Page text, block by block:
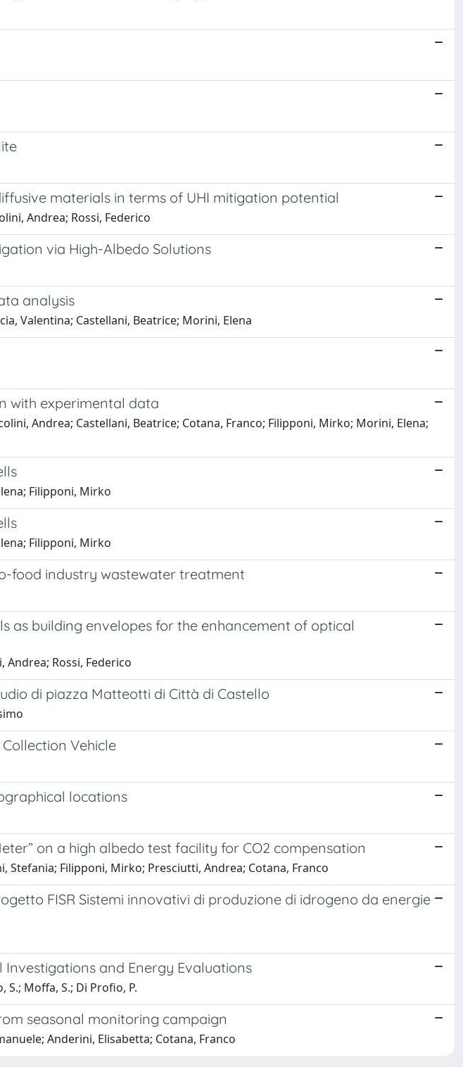
materials in terms of UHI mitigation potential
Andrea; Rossi, Federico
via High-Albedo Solutions
analysis
Valentina; Castellani, Beatrice; Morini, Elena
with experimental data
Andrea; Castellani, Beatrice; Cotana, Franco; Filipponi, Mirko; Morini, Elena;
Filipponi, Mirko
Filipponi, Mirko
food industry wastewater treatment
building envelopes for the enhancement of optical
Andrea; Rossi, Federico
di piazza Matteotti di Città di Castello
Vehicle
locations
on a high albedo test facility for CO2 compensation
Stefania; Filipponi, Mirko; Presciutti, Andrea; Cotana, Franco
FISR Sistemi innovativi di produzione di idrogeno da energie
and Energy Evaluations
S.; Moffa, S.; Di Profio, P.
seasonal monitoring campaign
Anderini, Elisabetta; Cotana, Franco